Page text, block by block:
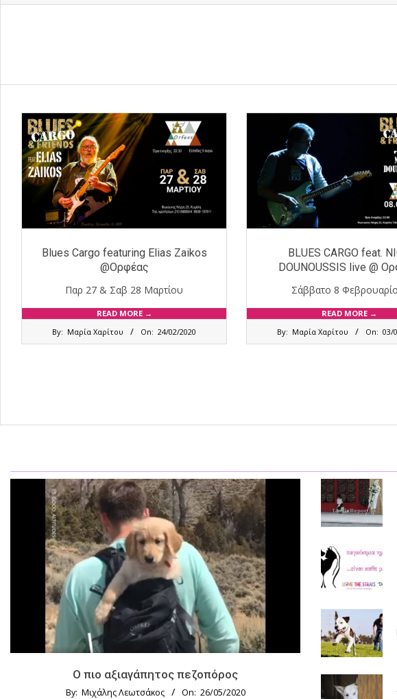
Blues Cargo featuring Elias Zaikos
@Ορφέας
Παρ 27 & Σαβ 28 Μαρτίου
READ MORE →
By: Μαρία Χαρίτου On: 24/02/2020
BLUES CARGO feat.
DOUNOUSSIS live @
Σάββατο 8
READ MORE →
By: Μαρία Χαρίτου On: 03/
Ο πιο αξιαγάπητος πεζοπόρος
By: Μιχάλης Λεωτσάκος On: 26/05/2020